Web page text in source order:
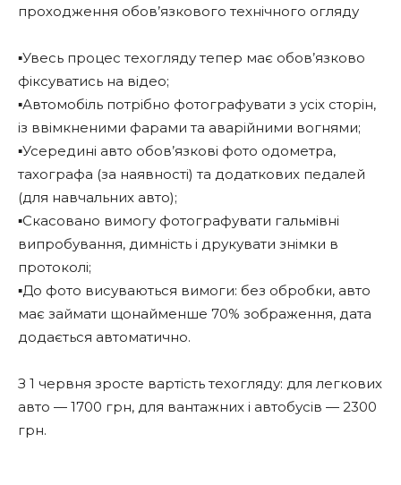
проходження обов’язкового технічного огляду
▪️Увесь процес техогляду тепер має обов’язково
фіксуватись на відео;
▪️Автомобіль потрібно фотографувати з усіх сторін,
із ввімкненими фарами та аварійними вогнями;
▪️Усередині авто обов’язкові фото одометра,
тахографа (за наявності) та додаткових педалей
(для навчальних авто);
▪️Скасовано вимогу фотографувати гальмівні
випробування, димність і друкувати знімки в
протоколі;
▪️До фото висуваються вимоги: без обробки, авто
має займати щонайменше 70% зображення, дата
додається автоматично.
З 1 червня зросте вартість техогляду: для легкових
авто — 1700 грн, для вантажних і автобусів — 2300
грн.